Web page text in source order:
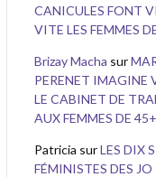
CANICULES FONT
VITE LES FEMMES
Brizay Macha sur
PERENET IMAGINE
LE CABINET DE
AUX FEMMES DE 45+
Patricia surLES DIX
FÉMINISTES DES